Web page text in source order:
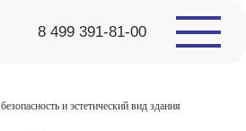
и эстетический вид здания